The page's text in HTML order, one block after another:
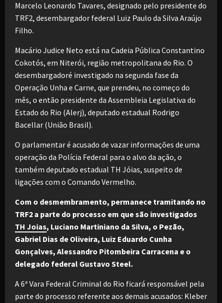
Marcelo Leonardo Tavares, designado pelo presidente do
TRF2, desembargador federal Luiz Paulo da Silva Araújo
Filho.
Macário Judice Neto está na Cadeia Pública Constantino
Cokotós, em Niterói, região metropolitana do Rio. O
desembargadoré investigado na segunda fase da
Operação Unha e Carne, que prendeu, no começo do
mês, o então presidente da Assembleia Legislativa do
Estado do Rio (Alerj), deputado estadual Rodrigo
Bacellar (União Brasil).
O parlamentar é acusado de vazar informações de uma
operação da Polícia Federal para o alvo da ação, o
também deputado estadual TH Jóias, suspeito de
ligações com o Comando Vermelho.
Com o desmembramento, permanece tramitando no
TRF2 a parte do processo em que são investigados
TH Joias, Luciano Martiniano da Silva, o Pezão,
Gabriel Dias de Oliveira, Luiz Eduardo Cunha
Gonçalves, Alessandro Pitombeira Carracena e o
delegado federal Gustavo Steel.
A 6ª Vara Federal Criminal do Rio ficará responsável pela
parte do processo referente aos demais acusados: Kleber